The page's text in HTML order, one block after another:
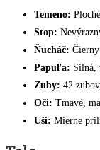
Temeno:
Stop:
Ňucháč:
Papuľa: Silná,
Zuby: 42
Oči: Tmavé,
Uši: Mierne